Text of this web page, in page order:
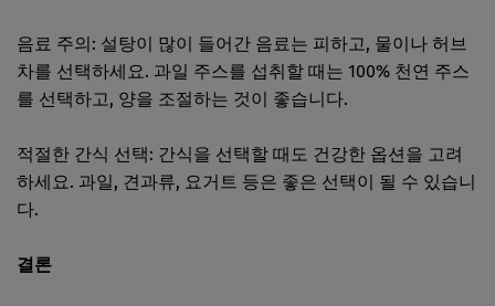
음료 주의: 설탕이 많이 들어간 음료는 피하고, 물이나 허브
차를 선택하세요. 과일 주스를 섭취할 때는 100% 천연 주스
를 선택하고, 양을 조절하는 것이 좋습니다.
적절한 간식 선택: 간식을 선택할 때도 건강한 옵션을 고려
하세요. 과일, 견과류, 요거트 등은 좋은 선택이 될 수 있습니
다.
결론